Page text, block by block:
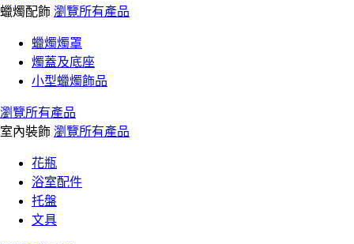
蠟燭配飾 瀏覽所有產品
蠟燭燭罩
燭蓋及底座
小型蠟燭飾品
瀏覽所有產品
室內裝飾 瀏覽所有產品
花瓶
浴室配件
托盤
文具